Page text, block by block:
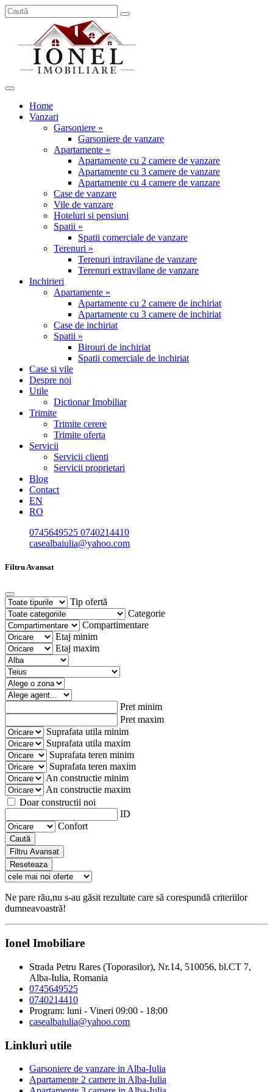
Home
Vanzari
Garsoniere »
Garsoniere de vanzare
Apartamente »
Apartamente cu 2 camere de vanzare
Apartamente cu 3 camere de vanzare
Apartamente cu 4 camere de vanzare
Case de vanzare
Vile de vanzare
Hoteluri si pensiuni
Spatii »
Spatii comerciale de vanzare
Terenuri »
Terenuri intravilane de vanzare
Terenuri extravilane de vanzare
Inchirieri
Apartamente »
Apartamente cu 2 camere de inchiriat
Apartamente cu 3 camere de inchiriat
Case de inchiriat
Spatii »
Birouri de inchiriat
Spatii comerciale de inchiriat
Case si vile
Despre noi
Utile
Dictionar Imobiliar
Trimite
Trimite cerere
Trimite oferta
Servicii
Servicii clienti
Servicii proprietari
Blog
Contact
EN
RO
0745649525 0740214410
casealbaiulia@yahoo.com
Filtru Avansat
Tip ofertă
Categorie
Compartimentare
Etaj minim
Etaj maxim
Pret minim
Pret maxim
Suprafata utila minim
Suprafata utila maxim
Suprafata teren minim
Suprafata teren maxim
An constructie minim
An constructie maxim
Doar constructii noi
ID
Confort
Caută
Filtru Avansat
Reseteaza
Ne pare rău,nu s-au găsit rezultate care să corespundă criteriilor
dumneavoastră!
Ionel Imobiliare
Strada Petru Rares (Toporasilor), Nr.14, 510056, bl.CT 7,
Alba-Iulia, Romania
0745649525
0740214410
Program: luni - Vineri 09:00 - 18:00
casealbaiulia@yahoo.com
Linkluri utile
Garsoniere de vanzare in Alba-Iulia
Apartamente 2 camere in Alba-Iulia